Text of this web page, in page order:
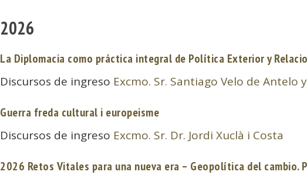
2026
La Diplomacia como práctica integral de Política Exterior y
Discursos de ingreso Excmo. Sr. Santiago Velo de Antelo
Guerra freda cultural i europeisme
Discursos de ingreso Excmo. Sr. Dr. Jordi Xuclà i Costa
2026 Retos Vitales para una nueva era – Geopolítica del cambio.